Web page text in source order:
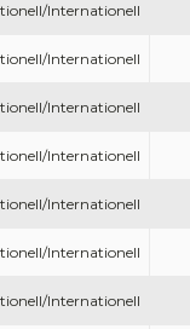
Internationell
Internationell
Internationell
Internationell
Internationell
Internationell
Internationell